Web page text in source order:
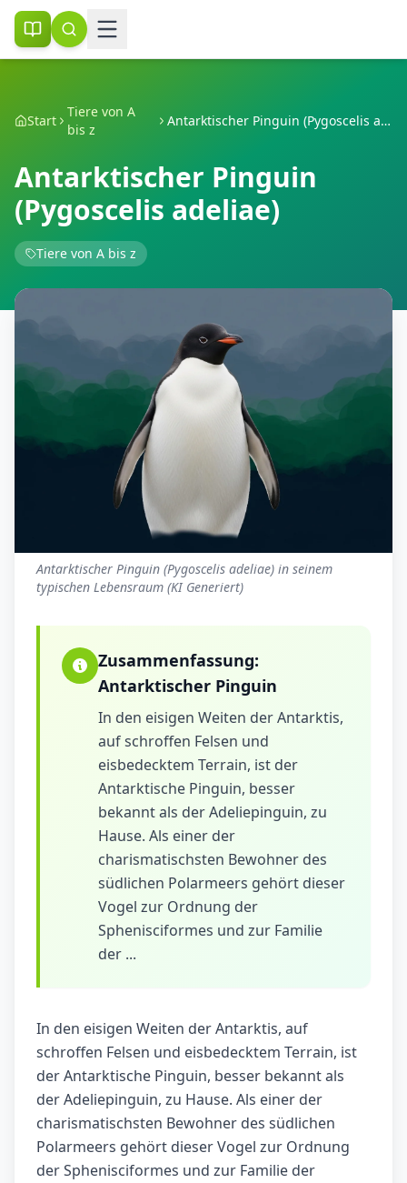
Start
Tiere von A
bis z
Antarktischer Pinguin (Pygoscelis adeliae)
Antarktischer Pinguin
(Pygoscelis adeliae)
Tiere von A bis z
Antarktischer Pinguin (Pygoscelis adeliae) in seinem
typischen Lebensraum (KI Generiert)
Zusammenfassung:
Antarktischer Pinguin
In den eisigen Weiten der Antarktis,
auf schroffen Felsen und
eisbedecktem Terrain, ist der
Antarktische Pinguin, besser
bekannt als der Adeliepinguin, zu
Hause. Als einer der
charismatischsten Bewohner des
südlichen Polarmeers gehört dieser
Vogel zur Ordnung der
Sphenisciformes und zur Familie
der ...
In den eisigen Weiten der Antarktis, auf
schroffen Felsen und eisbedecktem Terrain, ist
der Antarktische Pinguin, besser bekannt als
der Adeliepinguin, zu Hause. Als einer der
charismatischsten Bewohner des südlichen
Polarmeers gehört dieser Vogel zur Ordnung
der Sphenisciformes und zur Familie der